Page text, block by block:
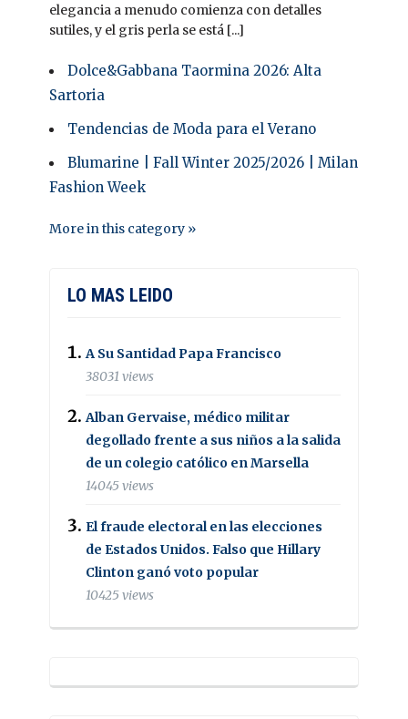
elegancia a menudo comienza con detalles
sutiles, y el gris perla se está [...]
Dolce&Gabbana Taormina 2026: Alta
Sartoria
Tendencias de Moda para el Verano
Blumarine | Fall Winter 2025/2026 | Milan
Fashion Week
More in this category »
LO MAS LEIDO
A Su Santidad Papa Francisco
38031 views
Alban Gervaise, médico militar
degollado frente a sus niños a la salida
de un colegio católico en Marsella
14045 views
El fraude electoral en las elecciones
de Estados Unidos. Falso que Hillary
Clinton ganó voto popular
10425 views